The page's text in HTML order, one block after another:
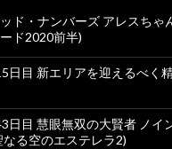
ド・ナンバーズ アレスちゃ
ド2020前半)
日目 新エリアを迎えるべく
日目 慧眼無双の大賢者 ノイ
なる空のエステレラ2)